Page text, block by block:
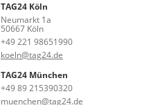
TAG24 Köln
Neumarkt 1a
50667 Köln
+49 221 98651990
koeln@tag24.de
TAG24 München
+49 89 215390320
muenchen@tag24.de